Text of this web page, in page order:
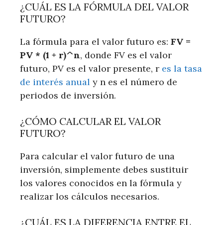
¿CUÁL ES LA FÓRMULA DEL VALOR
FUTURO?
La fórmula para el valor futuro es: FV =
PV * (1 + r)^n, donde FV es el valor
futuro, PV es el valor presente, r es la tasa
de interés anual y n es el número de
periodos de inversión.
¿CÓMO CALCULAR EL VALOR
FUTURO?
Para calcular el valor futuro de una
inversión, simplemente debes sustituir
los valores conocidos en la fórmula y
realizar los cálculos necesarios.
¿CUÁL ES LA DIFERENCIA ENTRE EL